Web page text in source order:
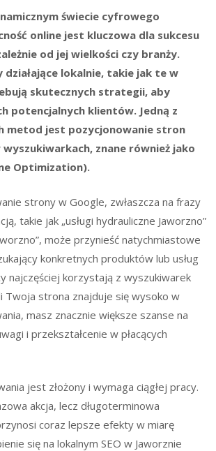
świecie cyfrowego
online jest kluczowa dla sukcesu
od jej wielkości czy branży.
działające lokalnie, takie jak te w
skutecznych strategii, aby
potencjalnych klientów. Jedną z
metod jest pozycjonowanie stron
znane również jako
Optimization).
strony w Google, zwłaszcza na frazy
takie jak „usługi hydrauliczne Jaworzno”
może przynieść natychmiastowe
konkretnych produktów lub usług
najczęściej korzystają z wyszukiwarek
Twoja strona znajduje się wysoko w
masz znacznie większe szanse na
i przekształcenie w płacących
jest złożony i wymaga ciągłej pracy.
akcja, lecz długoterminowa
coraz lepsze efekty w miarę
się na lokalnym SEO w Jaworznie